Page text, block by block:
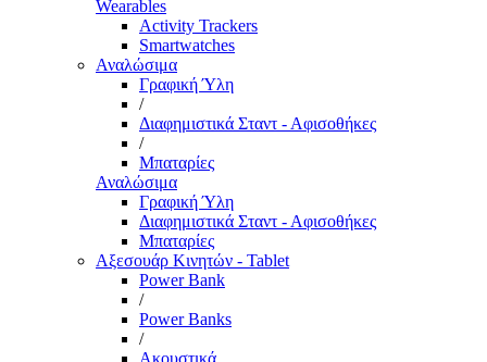
Wearables
Activity Trackers
Smartwatches
Αναλώσιμα
Γραφική Ύλη
/
Διαφημιστικά Σταντ - Αφισοθήκες
/
Μπαταρίες
Αναλώσιμα
Γραφική Ύλη
Διαφημιστικά Σταντ - Αφισοθήκες
Μπαταρίες
Αξεσουάρ Κινητών - Tablet
Power Bank
/
Power Banks
/
Ακουστικά